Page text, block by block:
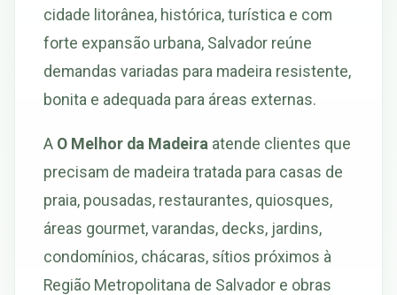
cidade litorânea, histórica, turística e com
forte expansão urbana, Salvador reúne
demandas variadas para madeira resistente,
bonita e adequada para áreas externas.
A O Melhor da Madeira atende clientes que
precisam de madeira tratada para casas de
praia, pousadas, restaurantes, quiosques,
áreas gourmet, varandas, decks, jardins,
condomínios, chácaras, sítios próximos à
Região Metropolitana de Salvador e obras